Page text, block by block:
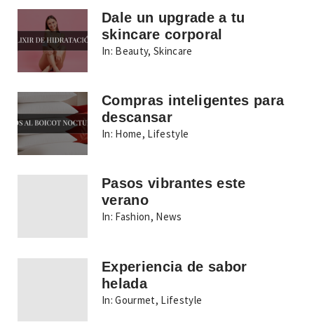
Dale un upgrade a tu
skincare corporal
In: Beauty,Skincare
Compras inteligentes para
descansar
In: Home, Lifestyle
Pasos vibrantes este
verano
In: Fashion, News
Experiencia de sabor
helada
In: Gourmet, Lifestyle